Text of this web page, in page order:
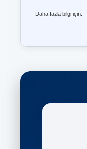
Daha fazla bilgi için: